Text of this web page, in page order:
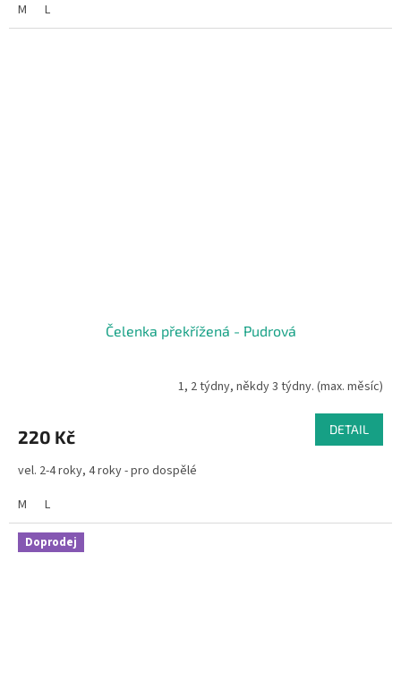
M
L
Čelenka překřížená - Pudrová
1, 2 týdny, někdy 3 týdny. (max. měsíc)
220 Kč DETAIL
vel. 2-4 roky, 4 roky - pro dospělé
M
L
Doprodej